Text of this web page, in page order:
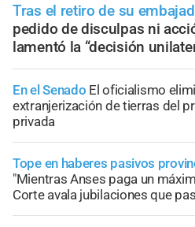
Tras el retiro de su
pedido de disculpas ni
lamentó la “decisión
En el Senado El oficialismo
extranjerización de tierras del
privada
Tope en haberes pasivos
"Mientras Anses paga un
Corte avala jubilaciones que